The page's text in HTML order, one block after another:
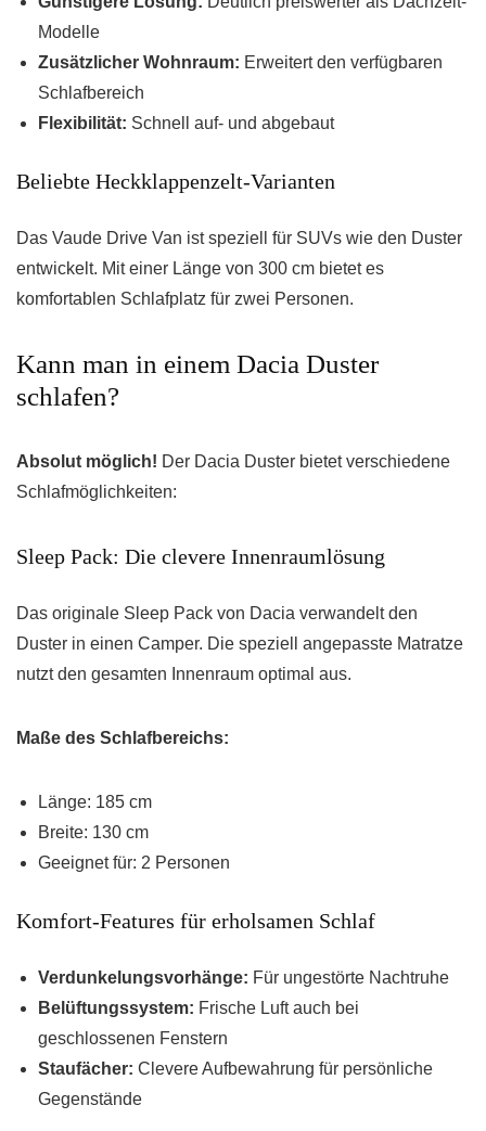
Modelle
Zusätzlicher Wohnraum: Erweitert den verfügbaren
Schlafbereich
Flexibilität: Schnell auf- und abgebaut
Beliebte Heckklappenzelt-Varianten
Das Vaude Drive Van ist speziell für SUVs wie den Duster
entwickelt. Mit einer Länge von 300 cm bietet es
komfortablen Schlafplatz für zwei Personen.
Kann man in einem Dacia Duster
schlafen?
Absolut möglich! Der Dacia Duster bietet verschiedene
Schlafmöglichkeiten:
Sleep Pack: Die clevere Innenraumlösung
Das originale Sleep Pack von Dacia verwandelt den
Duster in einen Camper. Die speziell angepasste Matratze
nutzt den gesamten Innenraum optimal aus.
Maße des Schlafbereichs:
Länge: 185 cm
Breite: 130 cm
Geeignet für: 2 Personen
Komfort-Features für erholsamen Schlaf
Verdunkelungsvorhänge: Für ungestörte Nachtruhe
Belüftungssystem: Frische Luft auch bei
geschlossenen Fenstern
Staufächer: Clevere Aufbewahrung für persönliche
Gegenstände